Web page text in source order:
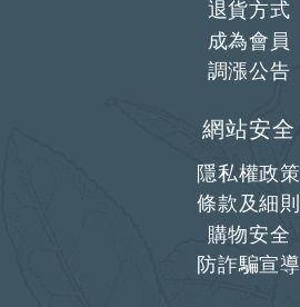
退貨方式
成為會員
調漲公告
網站安全
隱私權政策
條款及細則
購物安全
防詐騙宣導